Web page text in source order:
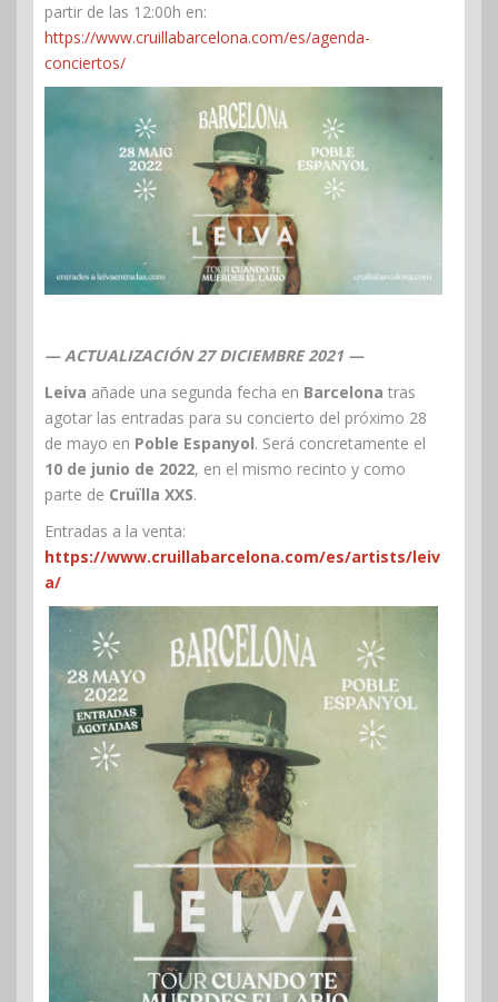
partir de las 12:00h en:
https://www.cruillabarcelona.com/es/agenda-
conciertos/
— ACTUALIZACIÓN 27 DICIEMBRE 2021 —
Leiva añade una segunda fecha en Barcelona tras
agotar las entradas para su concierto del próximo 28
de mayo en Poble Espanyol. Será concretamente el
10 de junio de 2022, en el mismo recinto y como
parte de Cruïlla XXS.
Entradas a la venta:
https://www.cruillabarcelona.com/es/artists/leiv
a/